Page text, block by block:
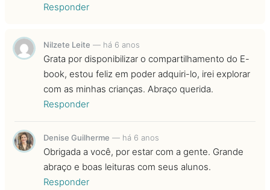
Responder
Nilzete Leite — há 6 anos
Grata por disponibilizar o compartilhamento do E-
book, estou feliz em poder adquiri-lo, irei explorar
com as minhas crianças. Abraço querida.
Responder
Denise Guilherme — há 6 anos
Obrigada a você, por estar com a gente. Grande
abraço e boas leituras com seus alunos.
Responder